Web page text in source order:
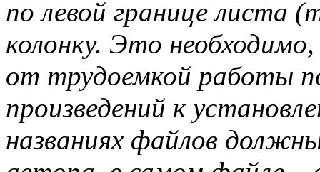
по левой границе листа
колонку. Это
от трудоемкой работы
произведений к
названиях файлов